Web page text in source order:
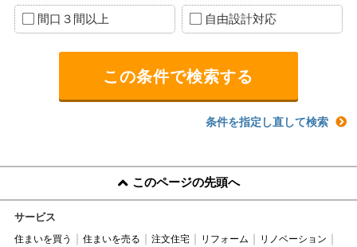
間口３間以上 自由設計対応
条件を指定し直して検索
このページの先頭へ
サービス
住まいを買う 住まいを売る 注文住宅 リフォーム
リノベーション